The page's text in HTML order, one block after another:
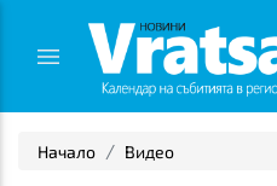
Начало Видео